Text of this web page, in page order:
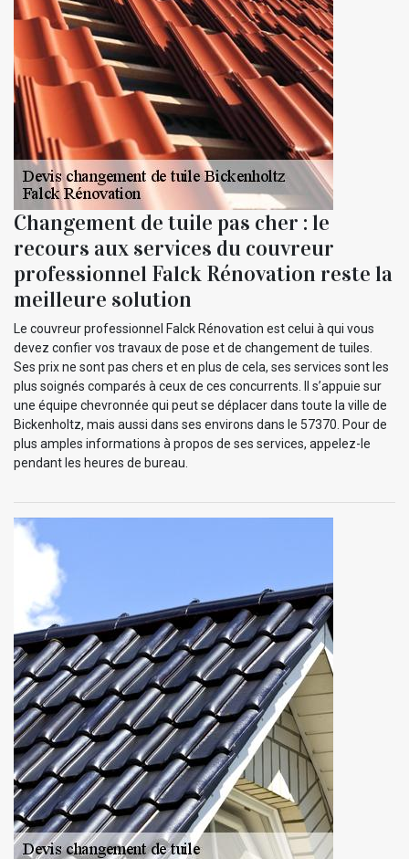
Changement de tuile pas cher : le
recours aux services du couvreur
professionnel Falck Rénovation reste la
meilleure solution
Le couvreur professionnel Falck Rénovation est celui à qui vous
devez confier vos travaux de pose et de changement de tuiles.
Ses prix ne sont pas chers et en plus de cela, ses services sont les
plus soignés comparés à ceux de ces concurrents. Il s’appuie sur
une équipe chevronnée qui peut se déplacer dans toute la ville de
Bickenholtz, mais aussi dans ses environs dans le 57370. Pour de
plus amples informations à propos de ses services, appelez-le
pendant les heures de bureau.